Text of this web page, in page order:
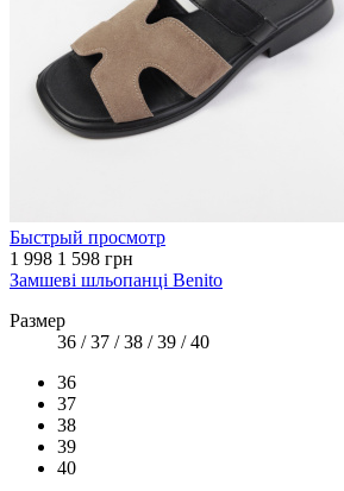
Быстрый просмотр
1 998 1 598 грн
Замшеві шльопанці Benito
Размер
36 / 37 / 38 / 39 / 40
36
37
38
39
40